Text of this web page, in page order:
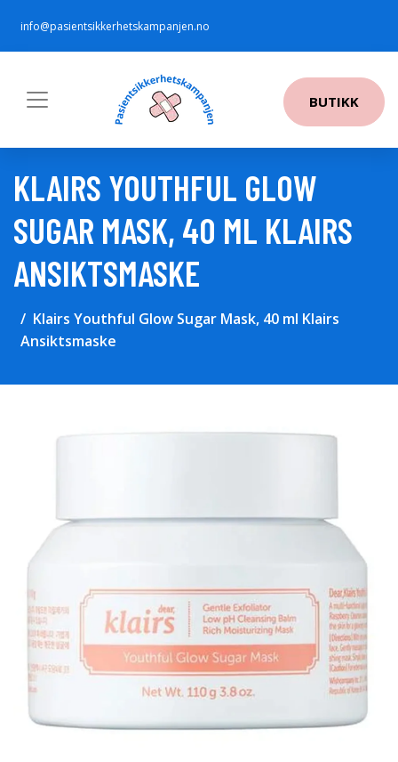
info@pasientsikkerhetskampanjen.no
BUTIKK
KLAIRS YOUTHFUL GLOW
SUGAR MASK, 40 ML KLAIRS
ANSIKTSMASKE
Klairs Youthful Glow Sugar Mask, 40 ml Klairs
Ansiktsmaske